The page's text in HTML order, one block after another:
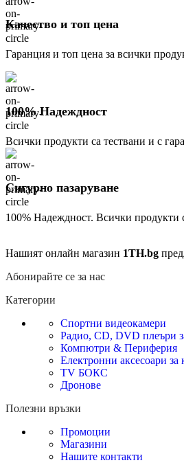
Качество и топ цена
Гаранция и топ цена за всички
100% Надеждност
Всички продукти са тествани и с
Сигурно пазаруване
100% Надеждност. Всички продукти
Нашият онлайн магазин 1TH.bg
Абонирайте се за нас
Категории
Спортни видеокамери
Радио, CD, DVD плеъри
Компютри & Периферия
Електронни аксесоари за
TV БОКС
Дронове
Полезни връзки
Промоции
Магазини
Нашите контакти